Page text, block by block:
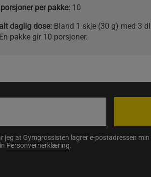
per pakke:10
daglig dose: Bland 1 skje (30 g) med 3
pakke gir 10 porsjoner.
jeg at Gymgrossisten lagrer e-postadressen min
Personvernerklæring.